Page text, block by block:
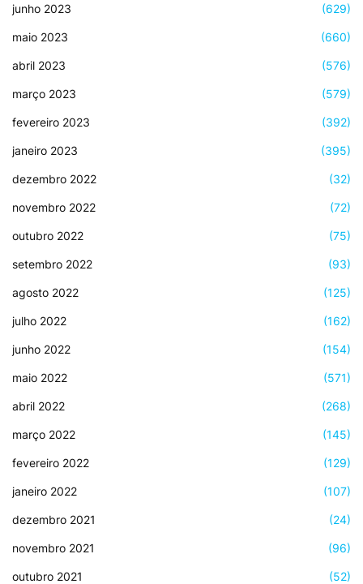
junho 2023 (629)
maio 2023 (660)
abril 2023 (576)
março 2023 (579)
fevereiro 2023 (392)
janeiro 2023 (395)
dezembro 2022 (32)
novembro 2022 (72)
outubro 2022 (75)
setembro 2022 (93)
agosto 2022 (125)
julho 2022 (162)
junho 2022 (154)
maio 2022 (571)
abril 2022 (268)
março 2022 (145)
fevereiro 2022 (129)
janeiro 2022 (107)
dezembro 2021 (24)
novembro 2021 (96)
outubro 2021 (52)